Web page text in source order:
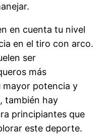
en cuenta tu nivel
en el tiro con arco.
ser
más
mayor potencia y
también hay
principiantes que
este deporte.